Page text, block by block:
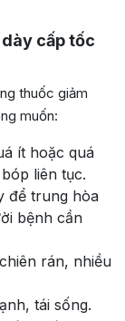
cấp tốc
thuốc giảm
muốn:
ít hoặc quá
liên tục.
để trung hòa
bệnh cần
rán, nhiều
tái sống.